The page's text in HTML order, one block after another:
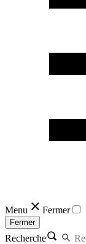
Menu Fermer
Fermer
Recherche